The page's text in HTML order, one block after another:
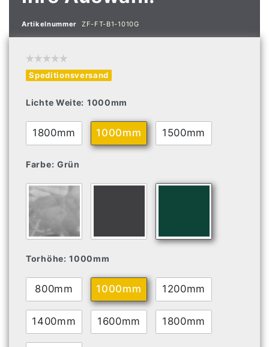
Artikelnummer ZF-FT-B1-1010G
Speditionsversand
Lichte Weite: 1000mm
1800mm 1000mm 1500mm
Farbe: Grün
Torhöhe: 1000mm
800mm 1000mm 1200mm
1400mm 1600mm 1800mm